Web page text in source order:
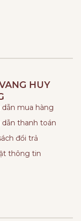
HUY
dẫn mua hàng
dẫn thanh toán
đổi trả
thông tin